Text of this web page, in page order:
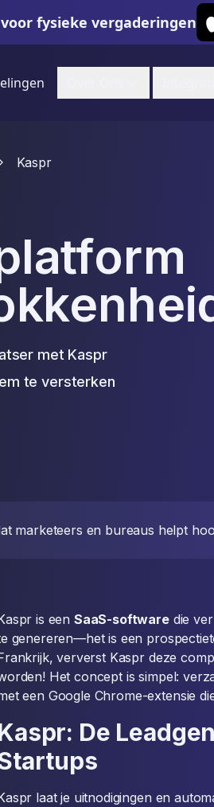
fysieke vergaderingen
Kaspr
met Kaspr
te versterken
marketeers en bureaus helpt
is een SaaS-softwaredie
genereren—het is een
ververst Kaspr deze
Het concept is simpel:
een Google Chrome-extensie
De
laat je uitnodigingen en